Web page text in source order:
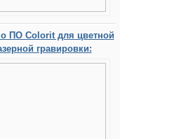
ПО Colorit для цветной
гравировки: